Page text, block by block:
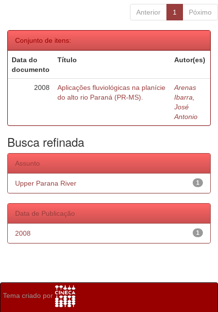
Anterior 1 Póximo
Conjunto de itens:
Data do
documento
Título Autor(es)
2008
Aplicações fluviológicas na planície
do alto rio Paraná (PR-MS).
Arenas
Ibarra,
José
Antonio
Busca refinada
Assunto
1
Upper Parana River
Data de Publicação
1
2008
Tema criado por